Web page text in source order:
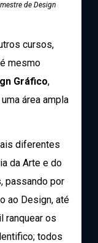
de Design
cursos,
mesmo
Gráfico,
área ampla
diferentes
da Arte e do
passando por
ao Design, até
ranquear os
todos